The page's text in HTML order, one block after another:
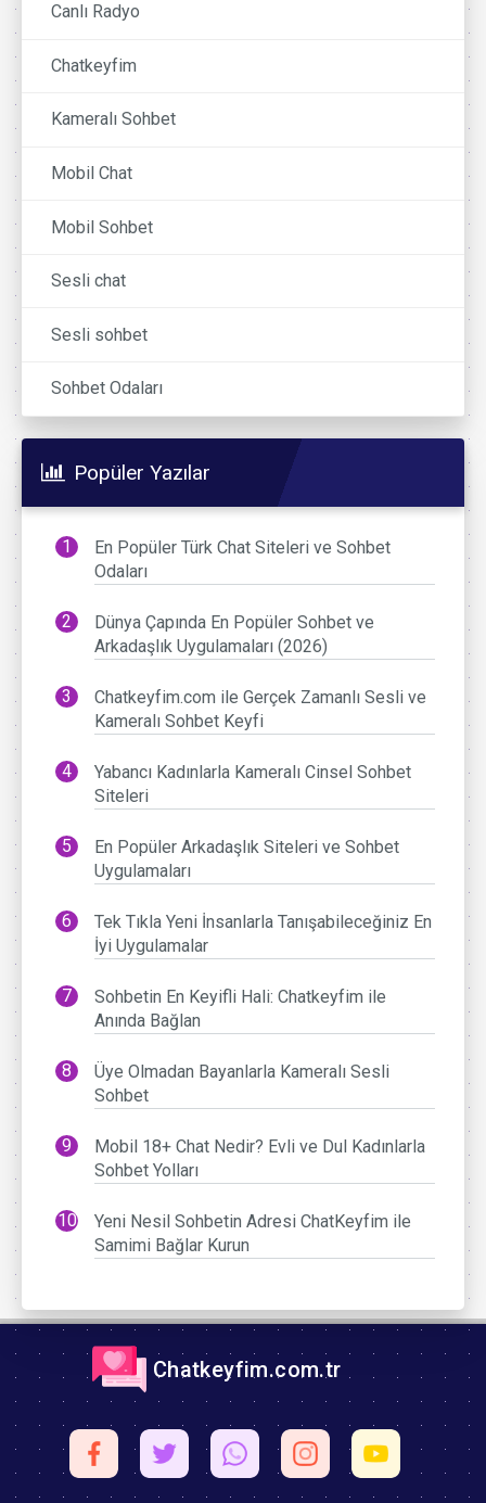
Canlı Radyo
Chatkeyfim
Kameralı Sohbet
Mobil Chat
Mobil Sohbet
Sesli chat
Sesli sohbet
Sohbet Odaları
Popüler Yazılar
En Popüler Türk Chat Siteleri ve Sohbet
Odaları
Dünya Çapında En Popüler Sohbet ve
Arkadaşlık Uygulamaları (2026)
Chatkeyfim.com ile Gerçek Zamanlı Sesli ve
Kameralı Sohbet Keyfi
Yabancı Kadınlarla Kameralı Cinsel Sohbet
Siteleri
En Popüler Arkadaşlık Siteleri ve Sohbet
Uygulamaları
Tek Tıkla Yeni İnsanlarla Tanışabileceğiniz En
İyi Uygulamalar
Sohbetin En Keyifli Hali: Chatkeyfim ile
Anında Bağlan
Üye Olmadan Bayanlarla Kameralı Sesli
Sohbet
Mobil 18+ Chat Nedir? Evli ve Dul Kadınlarla
Sohbet Yolları
Yeni Nesil Sohbetin Adresi ChatKeyfim ile
Samimi Bağlar Kurun
Chatkeyfim.com.tr